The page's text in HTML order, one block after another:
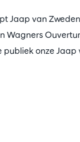
Jaap van
Wagners
onze Jaap